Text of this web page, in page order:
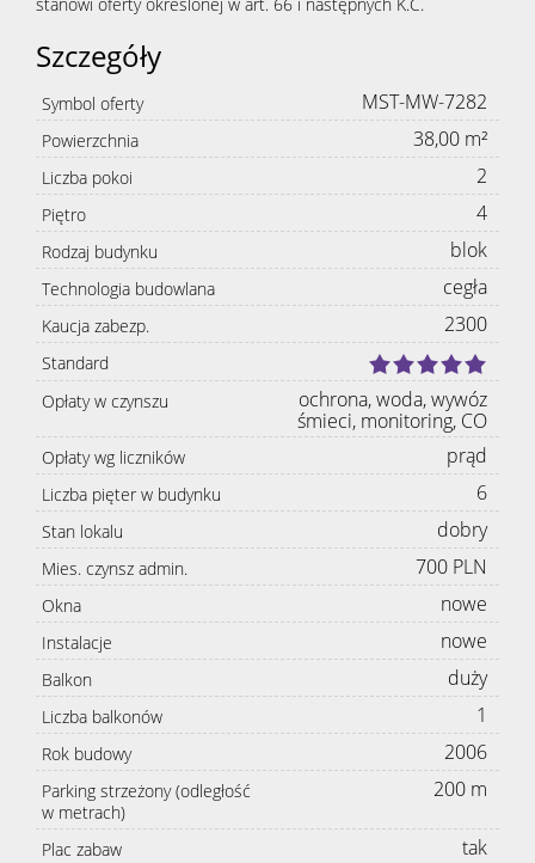
stanowi oferty określonej w art. 66 i następnych K.C.
Szczegóły
Symbol oferty MST-MW-7282
Powierzchnia 38,00 m²
Liczba pokoi 2
Piętro 4
Rodzaj budynku blok
Technologia budowlana cegła
Kaucja zabezp. 2300
Standard
Opłaty w czynszu
ochrona, woda, wywóz
śmieci, monitoring, CO
Opłaty wg liczników prąd
Liczba pięter w budynku 6
Stan lokalu dobry
Mies. czynsz admin. 700 PLN
Okna nowe
Instalacje nowe
Balkon duży
Liczba balkonów 1
Rok budowy 2006
Parking strzeżony (odległość
w metrach)
200 m
Plac zabaw tak